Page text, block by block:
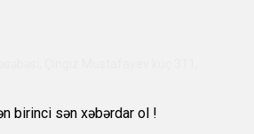
birinci sən xəbərdar ol !